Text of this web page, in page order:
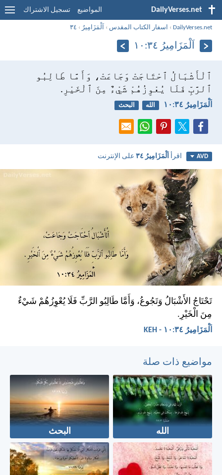
DailyVerses.net المواضيع تسجيل الاشتراك
DailyVerses.net
› اسفار الكتاب المقدس › اَلْمَزَامِيرُ › ٣٤
اَلْمَزَامِيرُ ٣٤:‏١٠
ٱلْأَشْبَالُ ٱحْتَاجَتْ وَجَاعَتْ، وَأَمَّا طَالِبُو
ٱلرَّبِّ فَلَا يُعْوِزُهُمْ شَيْءٌ مِنَ ٱلْخَيْرِ.
اَلْمَزَامِيرُ ٣٤:‏١٠ الله البحث
AVD اقرأاَلْمَزَامِيرُ ٣٤ على الإنترنت
تَحْتَاجُ الأَشْبَالُ وَتَجُوعُ، وَأَمَّا طَالِبُو الرَّبِّ فَلَا يُعْوِزُهُمْ شَيْءٌ
مِنَ الْخَيْرِ.
اَلْمَزَامِيرُ ٣٤:‏١٠ - KEH
مواضيع ذات صلة
الله البحث